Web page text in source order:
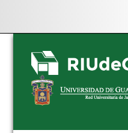
Skip
navigation